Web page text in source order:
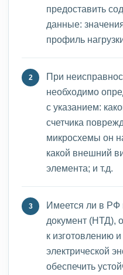
предоставить
данные:
профиль
При
необходимо
с указанием:
счетчика
микросхемы он
какой внешний
элемента; и т.д.
Имеется ли в РФ
документ (НТД),
к изготовлению
электрической
обеспечить